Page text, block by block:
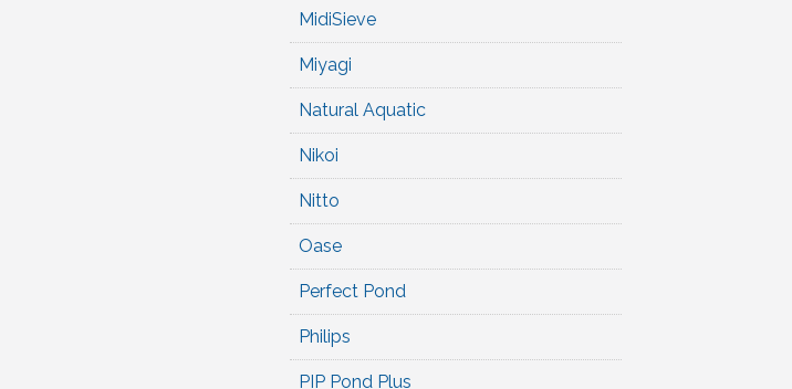
MidiSieve
Miyagi
Natural Aquatic
Nikoi
Nitto
Oase
Perfect Pond
Philips
PIP Pond Plus